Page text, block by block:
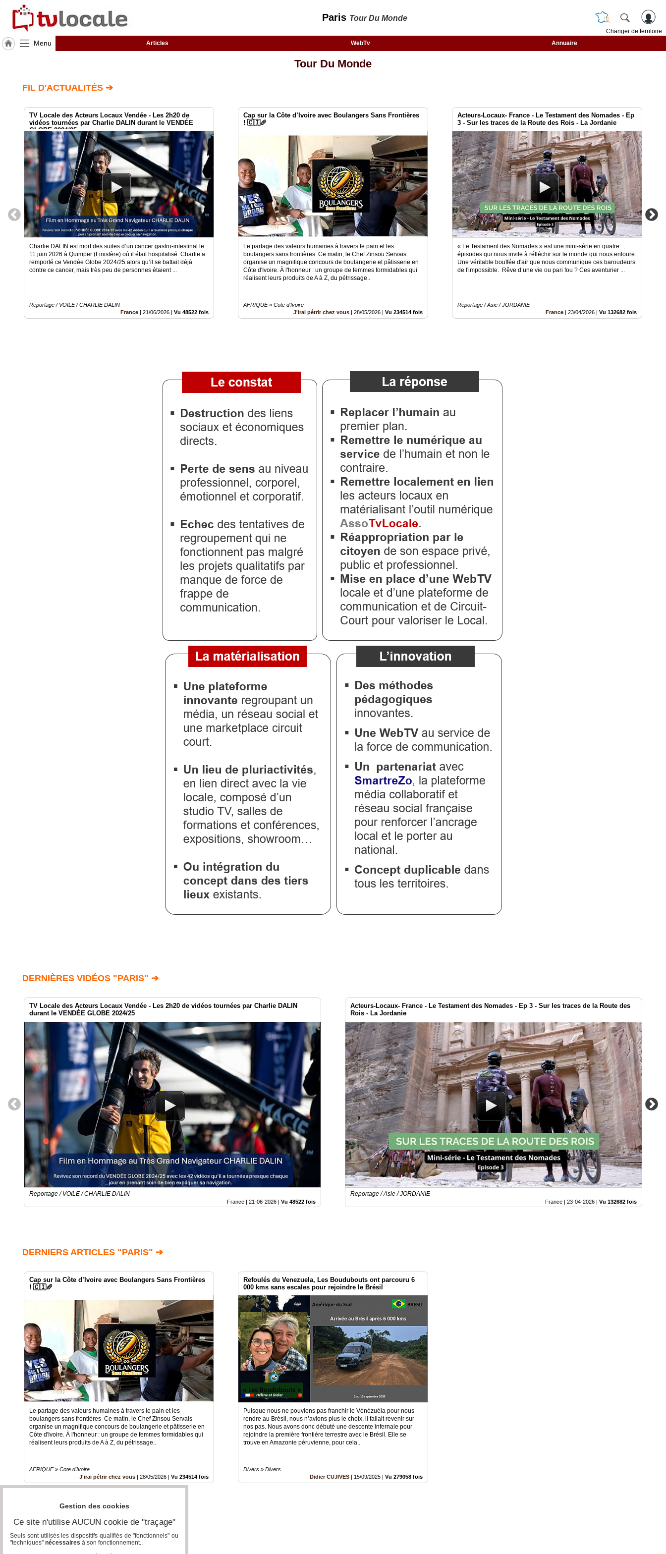
Paris Tour Du Monde
Changer de territoire
Menu Articles WebTv Annuaire
RUBRIQUES
Agenda
Gazette
annuaire
Tour Du Monde
FIL D'ACTUALITÉS ➔
TV Locale des Acteurs Locaux Vendée - Les 2h20 de
vidéos tournées par Charlie DALIN durant le VENDÉE
GLOBE 2024/25
Charlie DALIN est mort des suites d’un cancer gastro-intestinal le
11 juin 2026 à Quimper (Finistère) où il était hospitalisé. Charlie a
remporté ce Vendée Globe 2024/25 alors qu’il se battait déjà
contre ce cancer, mais très peu de personnes étaient ...
Reportage / VOILE / CHARLIE DALIN
France | 21/06/2026 | Vu 48522 fois
Cap sur la Côte d’Ivoire avec Boulangers Sans Frontières
! 🇨🇮🥖
Le partage des valeurs humaines à travers le pain et les
boulangers sans frontières Ce matin, le Chef Zinsou Servais
organise un magnifique concours de boulangerie et pâtisserie en
Côte d'Ivoire. À l'honneur : un groupe de femmes formidables qui
réalisent leurs produits de A à Z, du pétrissage..
AFRIQUE » Cote d'Ivoire
J'irai pétrir chez vous | 28/05/2026 | Vu 234514 fois
Acteurs-Locaux- France - Le Testament des Nomades - Ep
3 - Sur les traces de la Route des Rois - La Jordanie
« Le Testament des Nomades » est une mini-série en quatre
épisodes qui nous invite à réfléchir sur le monde qui nous entoure.
Une véritable bouffée d'air que nous communique ces baroudeurs
de l'impossible. Rêve d’une vie ou pari fou ? Ces aventurier ...
Reportage / Asie / JORDANIE
France | 23/04/2026 | Vu 132682 fois
DERNIÈRES VIDÉOS "PARIS" ➔
TV Locale des Acteurs Locaux Vendée - Les 2h20 de vidéos tournées par Charlie DALIN
durant le VENDÉE GLOBE 2024/25
Reportage / VOILE / CHARLIE DALIN
France | 21-06-2026 Vu 48522 fois
Acteurs-Locaux- France - Le Testament des Nomades - Ep 3 - Sur les traces de la Route des
Rois - La Jordanie
Reportage / Asie / JORDANIE
France | 23-04-2026 Vu 132682 fois
DERNIERS ARTICLES "PARIS" ➔
Cap sur la Côte d’Ivoire avec Boulangers Sans Frontières
! 🇨🇮🥖
Le partage des valeurs humaines à travers le pain et les
boulangers sans frontières Ce matin, le Chef Zinsou Servais
organise un magnifique concours de boulangerie et pâtisserie en
Côte d'Ivoire. À l'honneur : un groupe de femmes formidables qui
réalisent leurs produits de A à Z, du pétrissage..
AFRIQUE » Cote d'Ivoire
J'irai pétrir chez vous
28/05/2026 Vu 234514 fois
Refoulés du Venezuela, Les Boudubouts ont parcouru 6
000 kms sans escales pour rejoindre le Brésil
Puisque nous ne pouvions pas franchir le Vénézuéla pour nous
rendre au Brésil, nous n’avions plus le choix, il fallait revenir sur
nos pas. Nous avons donc débuté une descente infernale pour
rejoindre la première frontière terrestre avec le Brésil. Elle se
trouve en Amazonie péruvienne, pour cela..
Divers » Divers
Didier CUJIVES
15/09/2025 Vu 279058 fois
Gestion des cookies
Ce site n'utilise AUCUN cookie de "traçage"
Seuls sont utilisés les dispositifs qualifiés de "fonctionnels" ou
"techniques" nécessaires à son fonctionnement..